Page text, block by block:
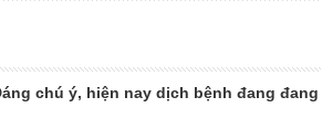
chú ý, hiện nay dịch bệnh đang đang